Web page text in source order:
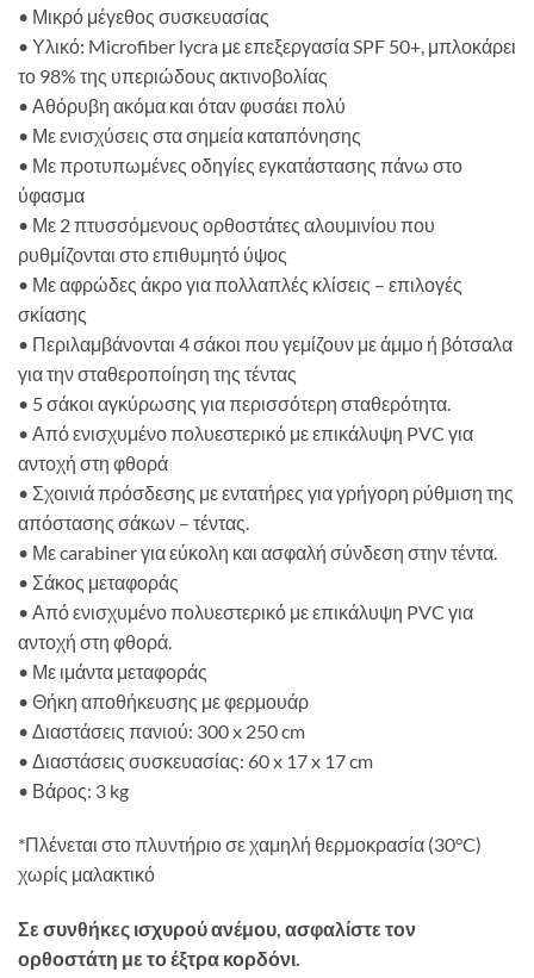
• Μικρό μέγεθος συσκευασίας
• Υλικό: Microfiber lycra με επεξεργασία SPF 50+, μπλοκάρει
το 98% της υπεριώδους ακτινοβολίας
• Αθόρυβη ακόμα και όταν φυσάει πολύ
• Με ενισχύσεις στα σημεία καταπόνησης
• Με προτυπωμένες οδηγίες εγκατάστασης πάνω στο
ύφασμα
• Με 2 πτυσσόμενους ορθοστάτες αλουμινίου που
ρυθμίζονται στο επιθυμητό ύψος
• Με αφρώδες άκρο για πολλαπλές κλίσεις – επιλογές
σκίασης
• Περιλαμβάνονται 4 σάκοι που γεμίζουν με άμμο ή βότσαλα
για την σταθεροποίηση της τέντας
• 5 σάκοι αγκύρωσης για περισσότερη σταθερότητα.
• Από ενισχυμένο πολυεστερικό με επικάλυψη PVC για
αντοχή στη φθορά
• Σχοινιά πρόσδεσης με εντατήρες για γρήγορη ρύθμιση της
απόστασης σάκων – τέντας.
• Με carabiner για εύκολη και ασφαλή σύνδεση στην τέντα.
• Σάκος μεταφοράς
• Από ενισχυμένο πολυεστερικό με επικάλυψη PVC για
αντοχή στη φθορά.
• Με ιμάντα μεταφοράς
• Θήκη αποθήκευσης με φερμουάρ
• Διαστάσεις πανιού: 300 x 250 cm
• Διαστάσεις συσκευασίας: 60 x 17 x 17 cm
• Βάρος: 3 kg
*Πλένεται στο πλυντήριο σε χαμηλή θερμοκρασία (30°C)
χωρίς μαλακτικό
Σε συνθήκες ισχυρού ανέμου, ασφαλίστε τον
ορθοστάτη με το έξτρα κορδόνι.